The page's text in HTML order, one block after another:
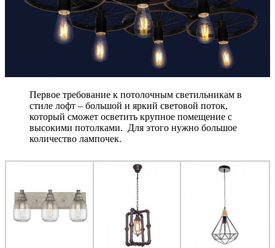
Первое требование к потолочным светильникам в
стиле лофт – большой и яркий световой поток,
который сможет осветить крупное помещение с
высокими потолками. Для этого нужно большое
количество лампочек.